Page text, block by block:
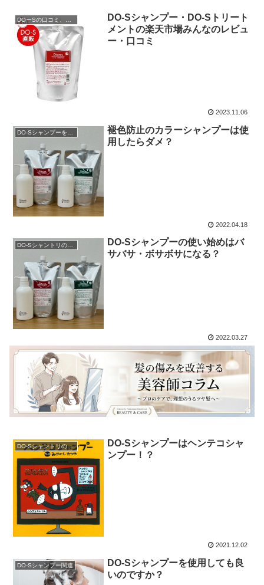
DO-Sシャンプー・DO-Sトリート
メントの楽天市場みんなのレビュ
ー・口コミ
2023.11.06
褪色防止のカラーシャンプーは使
用したらダメ？
2022.04.18
DO-Sシャントリの使用方法
DO-Sシャンプーの使い始めはバ
サバサ・ボサボサになる？
2022.03.27
DO-Sシャントリの使用方法
DO-Sシャンプーはヘンテコシャ
ンプー！？
2021.12.02
DO-Sシャンプー関連
DO-Sシャンプーを使用しても良
いのですか？